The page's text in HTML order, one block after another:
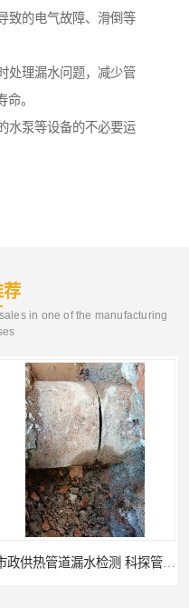
致的电气故障、滑倒等
处理漏水问题，减少管
。
水泵等设备的不必要运
荐
in one of the manufacturing
防管道漏水公司 科探管道工程